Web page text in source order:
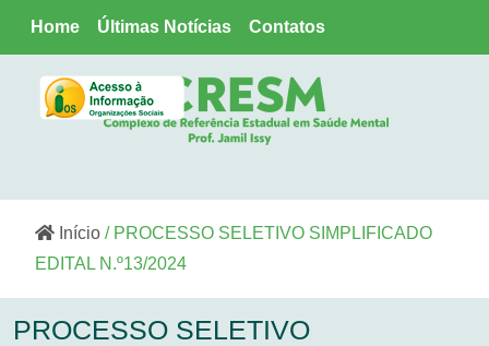
Home Últimas Notícias Contatos
Início / PROCESSO SELETIVO SIMPLIFICADO
EDITAL N.º13/2024
PROCESSO SELETIVO